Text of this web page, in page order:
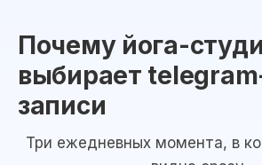
Почему йога-
выбирает
записи
Три ежедневных момента, в